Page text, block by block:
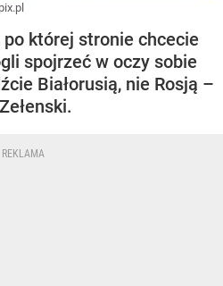
której stronie chcecie
spojrzeć w oczy sobie
Białorusią, nie Rosją –